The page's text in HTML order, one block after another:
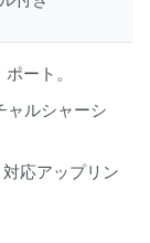
ート。
ャルシャーシ
対応アップリン